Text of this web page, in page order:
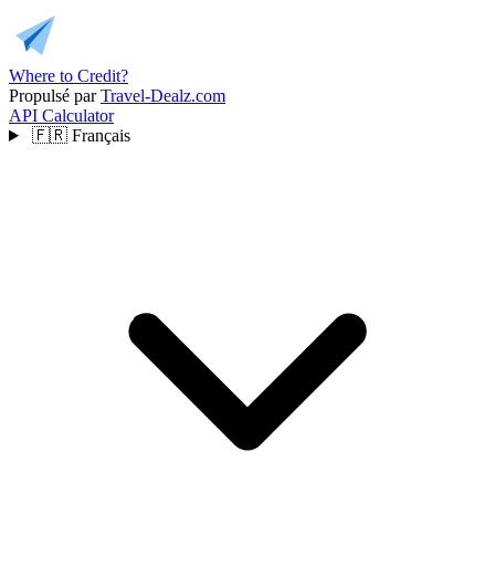
Where to Credit?
Propulsé par Travel-Dealz.com
API Calculator
🇫🇷 Français